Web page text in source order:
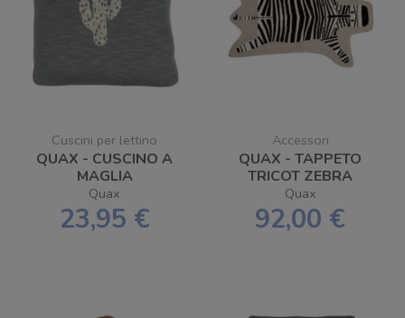
Cuscini per lettino
QUAX - CUSCINO A
MAGLIA
Quax
23,95 €
Accessori
QUAX - TAPPETO
TRICOT ZEBRA
Quax
92,00 €